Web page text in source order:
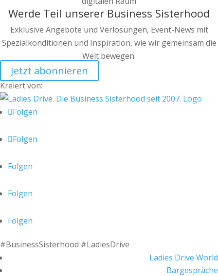
Werde Teil unserer Business Sisterhood
Exklusive Angebote und Verlosungen, Event-News mit
Spezialkonditionen und Inspiration, wie wir gemeinsam die
Welt bewegen.
Jetzt abonnieren
Kreiert von:
Folgen
Folgen
Folgen
Folgen
Folgen
#BusinessSisterhood #LadiesDrive
Ladies Drive World
Bargespräche